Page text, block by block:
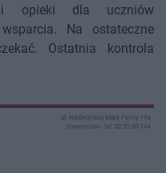
i opieki dla uczniów
Na ostateczne
Ostatnia kontrola